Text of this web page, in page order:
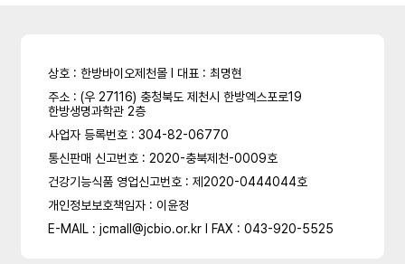
상호 : 한방바이오제천몰 l 대표 : 최명현
주소 : (우 27116) 충청북도 제천시 한방엑스포로19
한방생명과학관 2층
사업자 등록번호 : 304-82-06770
통신판매 신고번호 : 2020-충북제천-0009호
건강기능식품 영업신고번호 : 제2020-0444044호
개인정보보호책임자 : 이윤정
E-MAIL : jcmall@jcbio.or.kr l FAX : 043-920-5525